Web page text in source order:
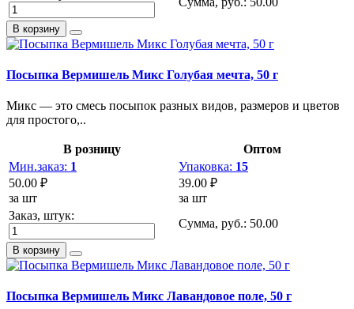
В корзину
Посыпка Вермишель Микс Голубая мечта, 50 г
Микс — это смесь посыпок разных видов, размеров и цветов
для простого,..
В розницу
Оптом
Мин.заказ: 1
50.00 ₽
за шт
Упаковка: 15
39.00 ₽
за шт
Заказ, штук:
Сумма, руб.: 50.00
В корзину
Посыпка Вермишель Микс Лавандовое поле, 50 г